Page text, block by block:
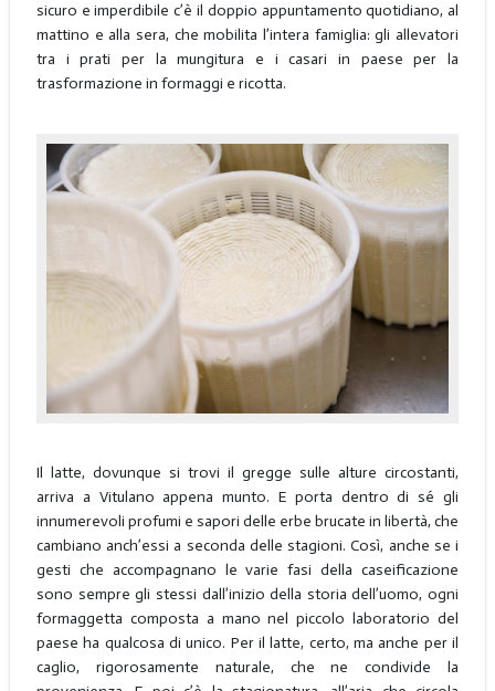
sicuro e imperdibile c’è il doppio appuntamento quotidiano, al
mattino e alla sera, che mobilita l’intera famiglia: gli allevatori
tra i prati per la mungitura e i casari in paese per la
trasformazione in formaggi e ricotta.
Il latte, dovunque si trovi il gregge sulle alture circostanti,
arriva a Vitulano appena munto. E porta dentro di sé gli
innumerevoli profumi e sapori delle erbe brucate in libertà, che
cambiano anch’essi a seconda delle stagioni. Così, anche se i
gesti che accompagnano le varie fasi della caseificazione
sono sempre gli stessi dall’inizio della storia dell’uomo, ogni
formaggetta composta a mano nel piccolo laboratorio del
paese ha qualcosa di unico. Per il latte, certo, ma anche per il
caglio, rigorosamente naturale, che ne condivide la